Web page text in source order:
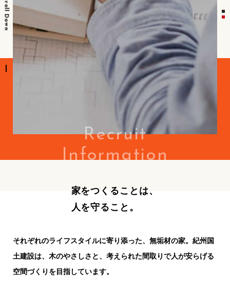
Recruit
Information
Scroll Down
家をつくることは、
人を守ること。
それぞれのライフスタイルに寄り添った、無垢材の家。紀州国
土建設は、木のやさしさと、考えられた間取りで人が安らげる
空間づくりを目指しています。